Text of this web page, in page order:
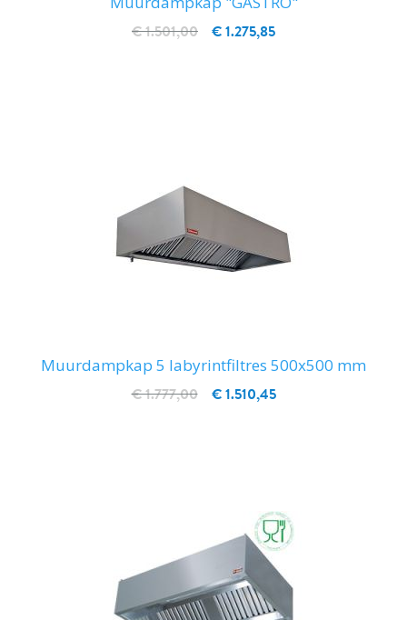
€ 1.275,85
€ 1.501,00
Muurdampkap 5 labyrintfiltres 500x500 mm
€ 1.510,45
€ 1.777,00